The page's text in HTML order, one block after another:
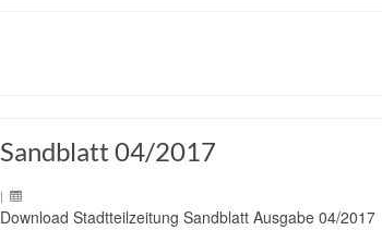
Sandblatt 04/2017
|
Download Stadtteilzeitung Sandblatt Ausgabe 04/2017